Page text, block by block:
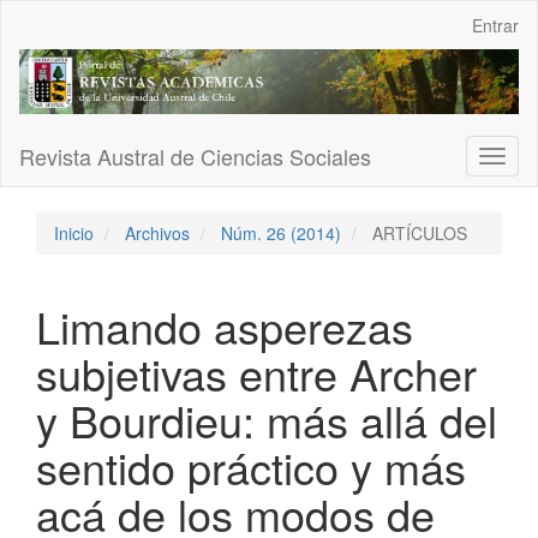
Contenido
principal
Barra
Entrar
Revista Austral de Ciencias Sociales
Inicio Archivos Núm. 26 (2014) ARTÍCULOS
Limando asperezas
subjetivas entre Archer
y Bourdieu: más allá del
sentido práctico y más
acá de los modos de